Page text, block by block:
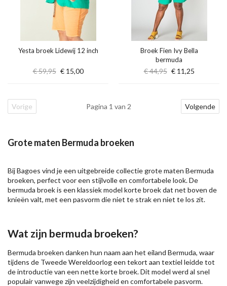
Yesta broek Lidewij 12 inch
€ 59,95 € 15,00
Broek Fien Ivy Bella
bermuda
€ 44,95 € 11,25
Vorige Pagina 1 van 2 Volgende
Grote maten Bermuda broeken
Bij Bagoes vind je een uitgebreide collectie grote maten Bermuda
broeken, perfect voor een stijlvolle en comfortabele look. De
bermuda broek is een klassiek model korte broekdat net boven de
knieën valt, met een pasvorm die niet te strak en niet te los zit.
Wat zijn bermuda broeken?
Bermuda broeken danken hun naam aan het eiland Bermuda, waar
tijdens de Tweede Wereldoorlog een tekort aan textiel leidde tot
de introductie van een nette korte broek. Dit model werd al snel
populair vanwege zijn veelzijdigheid en comfortabele pasvorm.